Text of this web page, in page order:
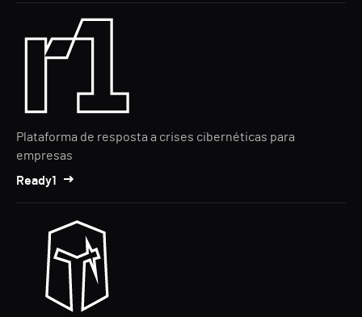
Plataforma de resposta a crises cibernéticas para
empresas
Ready1